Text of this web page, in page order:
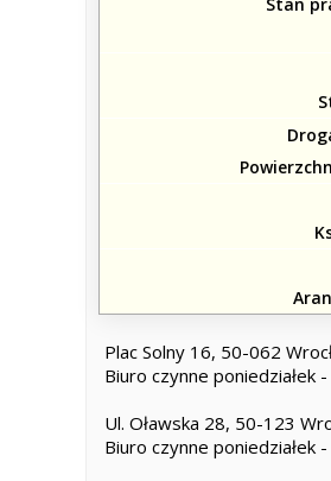
Plac Solny 16, 50-062
Biuro czynne poniedziałek
Ul. Oławska 28, 50-123
Biuro czynne poniedziałek